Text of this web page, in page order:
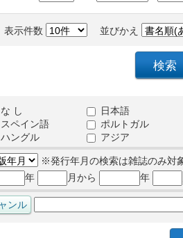
表示件数 並びかえ
な し
日本語
スペイン語
ポルトガル
ハングル
アジア
※発行年月の検索は雑誌のみ対
年
月から 年